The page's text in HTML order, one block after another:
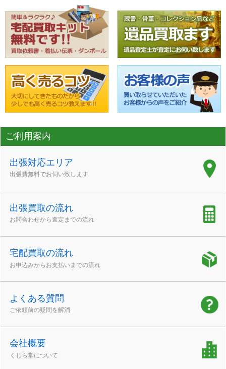
ご利用案内
出張対応エリア
出張費無料でお伺い致します
出張買取の流れ
お問合わせから査定までの流れ
宅配買取の流れ
お申込みからお支払いまでの流れ
よくある質問
ご依頼前の疑問を解消
会社概要
くじら堂について